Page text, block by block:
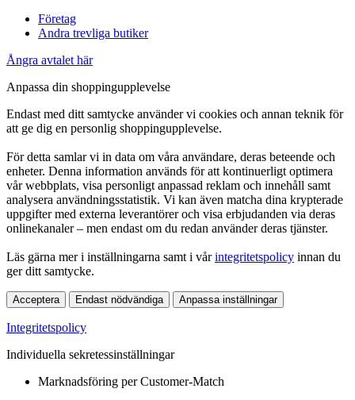
Företag
Andra trevliga butiker
Ångra avtalet här
Anpassa din shoppingupplevelse
Endast med ditt samtycke använder vi cookies och annan teknik för
att ge dig en personlig shoppingupplevelse.
För detta samlar vi in data om våra användare, deras beteende och
enheter. Denna information används för att kontinuerligt optimera
vår webbplats, visa personligt anpassad reklam och innehåll samt
analysera användningsstatistik. Vi kan även matcha dina krypterade
uppgifter med externa leverantörer och visa erbjudanden via deras
onlinekanaler – men endast om du redan använder deras tjänster.
Läs gärna mer i inställningarna samt i vårintegritetspolicy innan du
ger ditt samtycke.
Acceptera Endast nödvändiga Anpassa inställningar
Integritetspolicy
Individuella sekretessinställningar
Marknadsföring per Customer-Match